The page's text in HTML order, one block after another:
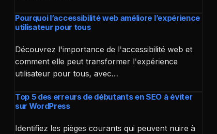
Pourquoi l’accessibilité web améliore l’expérience
utilisateur pour tous
Découvrez l'importance de l'accessibilité web et
comment elle peut transformer l'expérience
utilisateur pour tous, avec…
Top 5 des erreurs de débutants en SEO à éviter
sur WordPress
Identifiez les pièges courants qui peuvent nuire à